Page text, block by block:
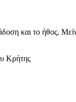
και το ήθος.
Κρήτης